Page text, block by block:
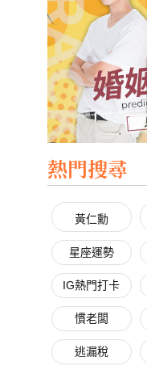
熱門搜尋
黃仁勳
星座運勢
IG熱門打卡
慣老闆
逃漏稅